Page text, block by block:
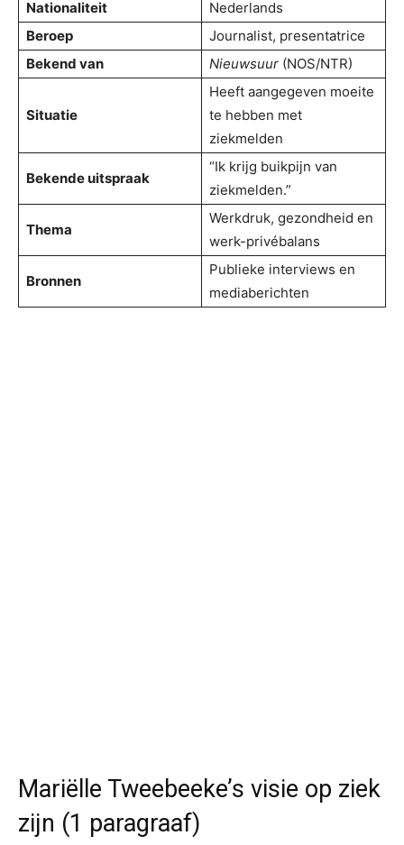
Nationaliteit
Nederlands
Beroep
Journalist, presentatrice
Bekend van
Nieuwsuur (NOS/NTR)
Situatie
Heeft aangegeven moeite
te hebben met
ziekmelden
Bekende uitspraak
“Ik krijg buikpijn van
ziekmelden.”
Thema
Werkdruk, gezondheid en
werk-privébalans
Bronnen
Publieke interviews en
mediaberichten
Mariëlle Tweebeeke’s visie op ziek
zijn (1 paragraaf)